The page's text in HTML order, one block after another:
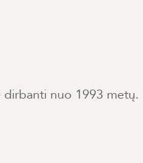
nuo 1993 metų.